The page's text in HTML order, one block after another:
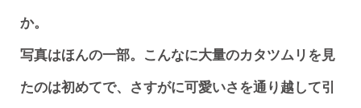
か。
写真はほんの一部。こんなに大量のカタツムリを見
たのは初めてで、さすがに可愛いさを通り越して引